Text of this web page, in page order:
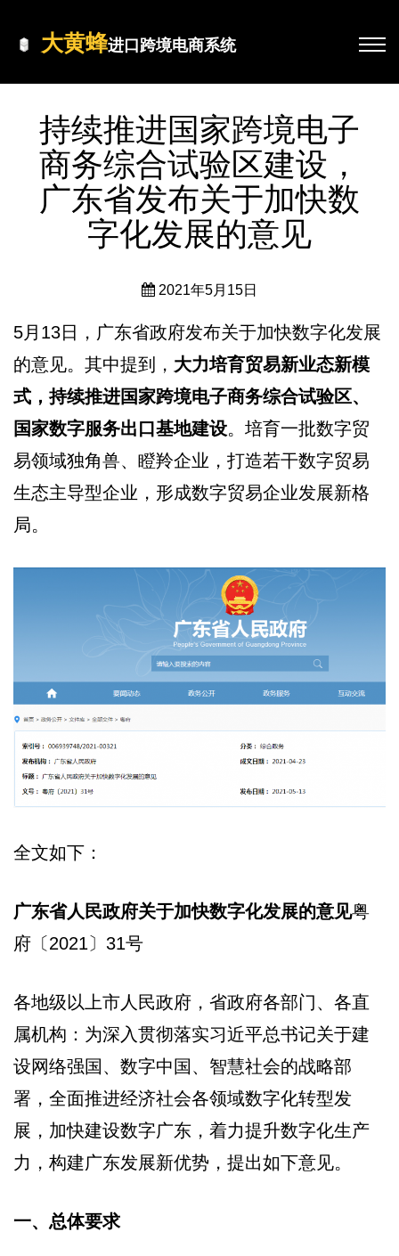
大黄蜂进口跨境电商系统
持续推进国家跨境电子
商务综合试验区建设，
广东省发布关于加快数
字化发展的意见
2021年5月15日
5月13日，广东省政府发布关于加快数字化发展
的意见。其中提到， 大力培育贸易新业态新模
式，持续推进国家跨境电子商务综合试验区、
国家数字服务出口基地建设。培育一批数字贸
易领域独角兽、瞪羚企业，打造若干数字贸易
生态主导型企业，形成数字贸易企业发展新格
局。
全文如下：
广东省人民政府关于加快数字化发展的意见粤
府〔2021〕31号
各地级以上市人民政府，省政府各部门、各直
属机构：为深入贯彻落实习近平总书记关于建
设网络强国、数字中国、智慧社会的战略部
署，全面推进经济社会各领域数字化转型发
展，加快建设数字广东，着力提升数字化生产
力，构建广东发展新优势，提出如下意见。
一、总体要求